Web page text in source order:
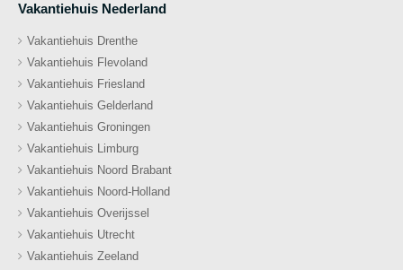
Vakantiehuis Nederland
Vakantiehuis Drenthe
Vakantiehuis Flevoland
Vakantiehuis Friesland
Vakantiehuis Gelderland
Vakantiehuis Groningen
Vakantiehuis Limburg
Vakantiehuis Noord Brabant
Vakantiehuis Noord-Holland
Vakantiehuis Overijssel
Vakantiehuis Utrecht
Vakantiehuis Zeeland